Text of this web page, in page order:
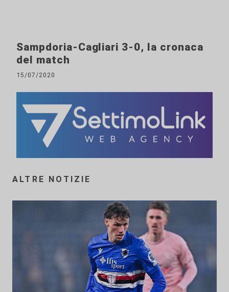
Sampdoria-Cagliari 3-0, la cronaca
del match
15/07/2020
ALTRE NOTIZIE